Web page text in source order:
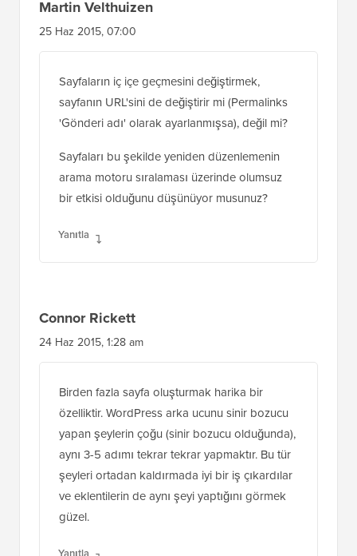
Martin Velthuizen
25 Haz 2015, 07:00
Sayfaların iç içe geçmesini değiştirmek,
sayfanın URL'sini de değiştirir mi (Permalinks
'Gönderi adı' olarak ayarlanmışsa), değil mi?
Sayfaları bu şekilde yeniden düzenlemenin
arama motoru sıralaması üzerinde olumsuz
bir etkisi olduğunu düşünüyor musunuz?
Yanıtla
Connor Rickett
24 Haz 2015, 1:28 am
Birden fazla sayfa oluşturmak harika bir
özelliktir. WordPress arka ucunu sinir bozucu
yapan şeylerin çoğu (sinir bozucu olduğunda),
aynı 3-5 adımı tekrar tekrar yapmaktır. Bu tür
şeyleri ortadan kaldırmada iyi bir iş çıkardılar
ve eklentilerin de aynı şeyi yaptığını görmek
güzel.